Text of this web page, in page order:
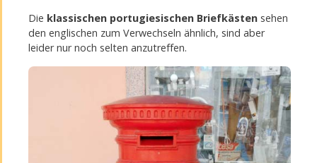
Die klassischen portugiesischen Briefkästen sehen
den englischen zum Verwechseln ähnlich, sind aber
leider nur noch selten anzutreffen.